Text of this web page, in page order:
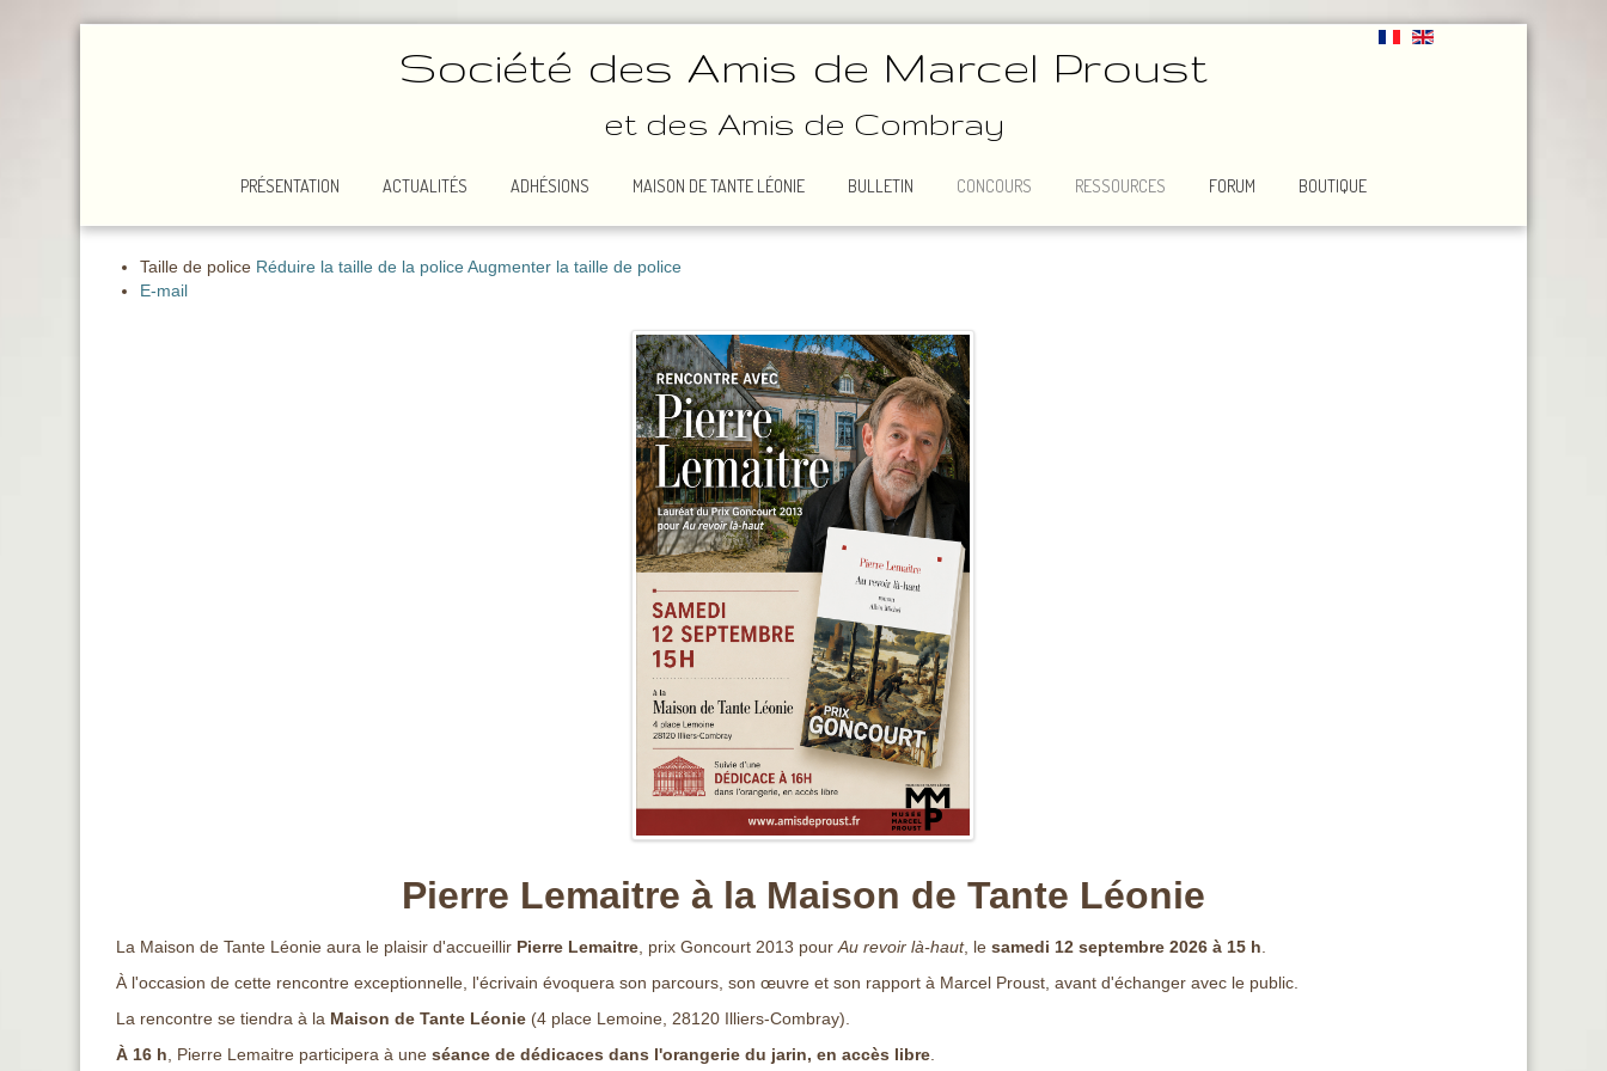
Société des Amis de Marcel Proust
et des Amis de Combray
PRÉSENTATION ACTUALITÉS ADHÉSIONS MAISON DE TANTE LÉONIE BULLETIN CONCOURS RESSOURCES FORUM BOUTIQUE
Taille de police Réduire la taille de la police Augmenter la taille de police
E-mail
Pierre Lemaitre à la Maison de Tante Léonie
La Maison de Tante Léonie aura le plaisir d'accueillir Pierre Lemaitre , prix Goncourt 2013 pourAu revoir là-haut, lesamedi 12 septembre 2026 à 15 h
À l'occasion de cette rencontre exceptionnelle, l'écrivain évoquera son parcours, son œuvre et son rapport à Marcel Proust, avant d'échanger avec le public.
La rencontre se tiendra à la Maison de Tante Léonie (4 place Lemoine, 28120 Illiers-Combray).
À 16 h , Pierre Lemaitre participera à uneséance de dédicaces dans l'orangerie du jarin, en accès libre